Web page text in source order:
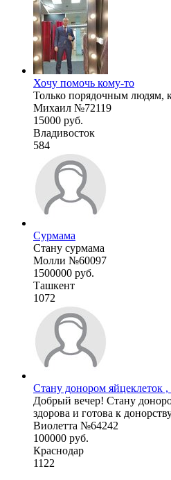
Хочу помочь кому-то
Только порядочным людям,
Михаил №72119
15000 руб.
Владивосток
584
Сурмама
Стану сурмама
Молли №60097
1500000 руб.
Ташкент
1072
Стану донором яйцеклеток
Добрый вечер! Стану
здорова и готова к
Виолетта №64242
100000 руб.
Краснодар
1122